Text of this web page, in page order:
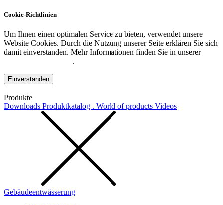
Cookie-Richtlinien
Um Ihnen einen optimalen Service zu bieten, verwendet unsere
Website Cookies. Durch die Nutzung unserer Seite erklären Sie sich
damit einverstanden. Mehr Informationen finden Sie in unserer
.
Einverstanden
Produkte
Downloads Produktkatalog . World of products Videos
Gebäudeentwässerung